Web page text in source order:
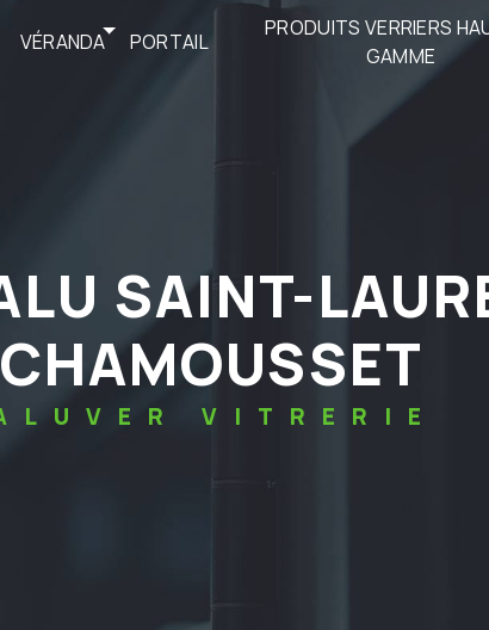
VÉRANDA PORTAIL
PRODUITS VERRIERS
GAMME
CHAMOUSSET
ALUVER VITRERIE